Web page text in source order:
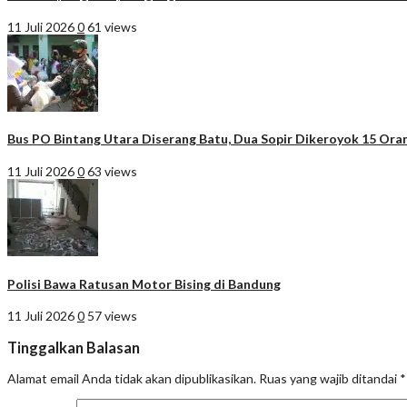
11 Juli 2026061 views
Bus PO Bintang Utara Diserang Batu, Dua Sopir Dikeroyok 15
11 Juli 2026063 views
Polisi Bawa Ratusan Motor Bising di Bandung
11 Juli 20260 57 views
Tinggalkan Balasan
Alamat email Anda tidak akan dipublikasikan. Ruas yang wajib ditandai *